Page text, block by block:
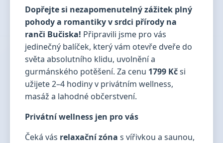
Dopřejte si nezapomenutelný zážitek plný
pohody a romantiky v srdci přírody na
ranči Bučiska! Připravili jsme pro vás
jedinečný balíček, který vám otevře dveře do
světa absolutního klidu, uvolnění a
gurmánského potěšení. Za cenu 1799 Kčsi
užijete 2–4 hodiny v privátním wellness,
masáž a lahodné občerstvení.
Privátní wellness jen pro vás
Čeká vás relaxační zóna s vířivkou a saunou,